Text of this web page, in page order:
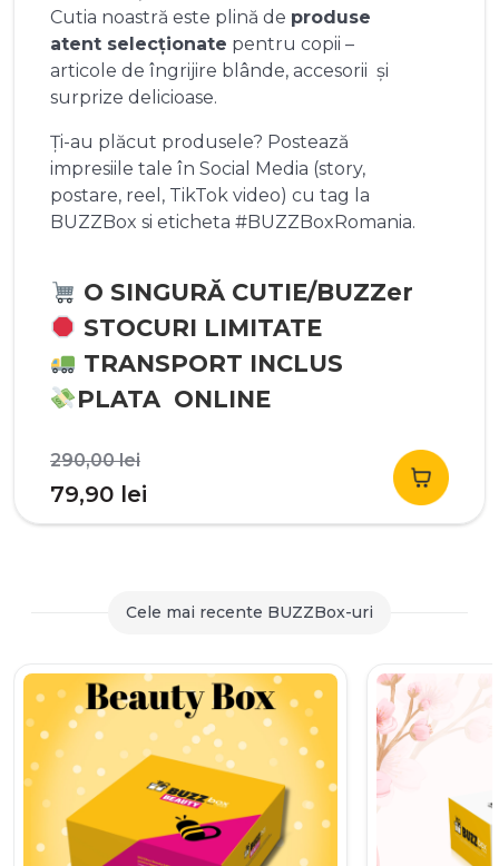
Cutia noastră este plină de produse
atent selecționate pentru copii –
articole de îngrijire blânde, accesorii și
surprize delicioase.
Ți-au plăcut produsele? Postează
impresiile tale în Social Media (story,
postare, reel, TikTok video) cu tag la
BUZZBox si eticheta #BUZZBoxRomania.
O SINGURĂ CUTIE/BUZZer
STOCURI LIMITATE
TRANSPORT INCLUS
PLATA ONLINE
290,00leiPrețul
inițial
a
290,00 lei.
79,90 lei
curent
79,90 lei.
Cele mai recente BUZZBox-uri